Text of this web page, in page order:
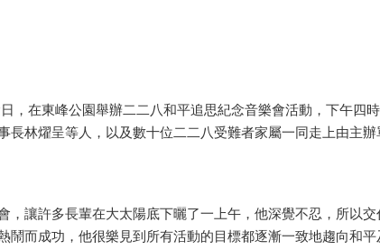
東峰公園舉辦二二八和平追思紀念音樂會活動，下午四
長林燿呈等人，以及數十位二二八受難者家屬一同走上由主
讓許多長輩在大太陽底下曬了一上午，他深覺不忍，所以交
鬧而成功，他很樂見到所有活動的目標都逐漸一致地趨向和